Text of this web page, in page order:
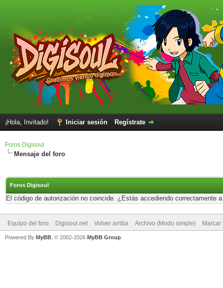
¡Hola, Invitado! Iniciar sesión Regístrate
Foros Digisoul
Mensaje del foro
Foros Digisoul
El código de autorización no coincide. ¿Estás accediendo correctamente
Equipo del foro Digisoul.net Volver arriba Archivo (Modo simple)
Powered By MyBB , © 2002-2026 MyBB Group